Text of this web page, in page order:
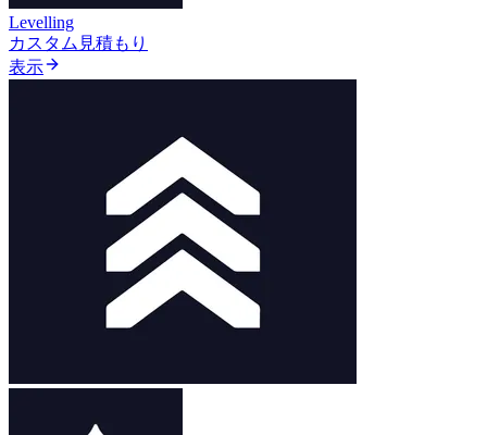
Levelling
カスタム見積もり
表示